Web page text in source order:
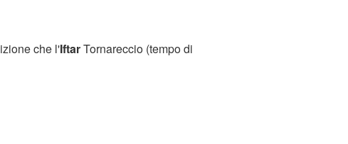
che l'IftarTornareccio (tempo di